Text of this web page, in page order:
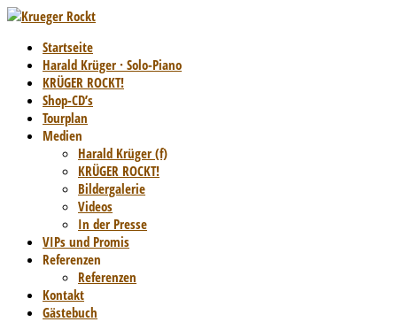
Startseite
Harald Krüger · Solo-Piano
KRÜGER ROCKT!
Shop-CD’s
Tourplan
Medien
Harald Krüger (f)
KRÜGER ROCKT!
Bildergalerie
Videos
In der Presse
VIPs und Promis
Referenzen
Referenzen
Kontakt
Gästebuch